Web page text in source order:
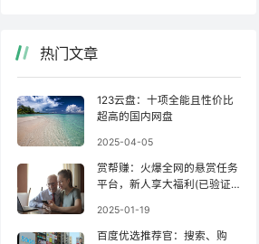
热门文章
123云盘：十项全能且性价比
超高的国内网盘
2025-04-05
赏帮赚：火爆全网的悬赏任务
平台，新人享大福利(已验证
2025-01-19
百度优选推荐官：搜索、购